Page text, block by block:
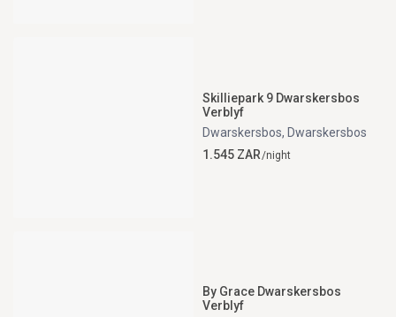
Skilliepark 9 Dwarskersbos
Verblyf
Dwarskersbos, Dwarskersbos
1.545 ZAR/night
By Grace Dwarskersbos
Verblyf